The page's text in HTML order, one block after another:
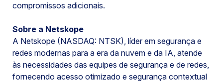
compromissos adicionais.
Sobre a Netskope
A Netskope (NASDAQ: NTSK), líder em segurança e
redes modernas para a era da nuvem e da IA, atende
às necessidades das equipes de segurança e de redes,
fornecendo acesso otimizado e segurança contextual